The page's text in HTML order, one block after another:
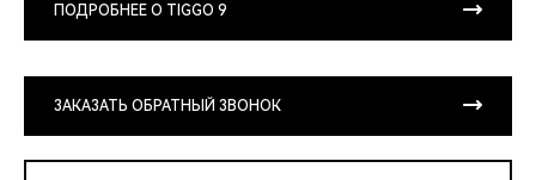
ПОДРОБНЕЕ О TIGGO 9
ЗАКАЗАТЬ ОБРАТНЫЙ ЗВОНОК